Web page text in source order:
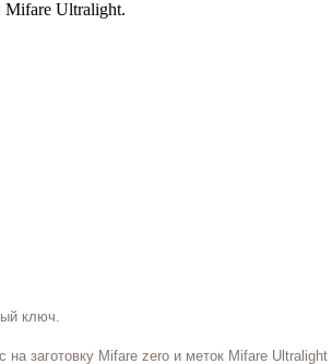
Mifare Ultralight.
ключ.
заготовку Mifare zero и меток Mifare Ultralight